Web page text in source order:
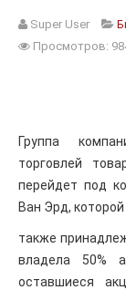
Super User
Просмотров:
Группа
торговлей
перейдет под
Ван Эрд, которой
также
владела 50%
оставшиеся